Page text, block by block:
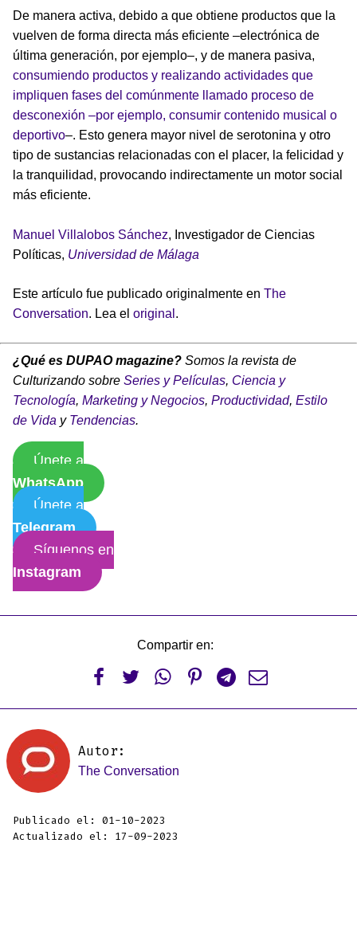
De manera activa, debido a que obtiene productos que la
vuelven de forma directa más eficiente –electrónica de
última generación, por ejemplo–, y de manera pasiva,
consumiendo productos y realizando actividades que
impliquen fases del comúnmente llamado proceso de
desconexión –por ejemplo, consumir contenido musical o
deportivo–. Esto genera mayor nivel de serotonina y otro
tipo de sustancias relacionadas con el placer, la felicidad y
la tranquilidad, provocando indirectamente un motor social
más eficiente.
Manuel Villalobos Sánchez, Investigador de Ciencias
Políticas, Universidad de Málaga
Este artículo fue publicado originalmente en The
Conversation. Lea el original .
¿Qué es DUPAO magazine? Somos la revista de
Culturizando sobre Series y Películas, Ciencia y
Tecnología, Marketing y Negocios, Productividad, Estilo
de Vida y Tendencias.
Únete a
WhatsApp
Únete a
Telegram
Síguenos en
Instagram
Compartir en:
     
Autor:
The Conversation
Publicado el: 01-10-2023
Actualizado el: 17-09-2023